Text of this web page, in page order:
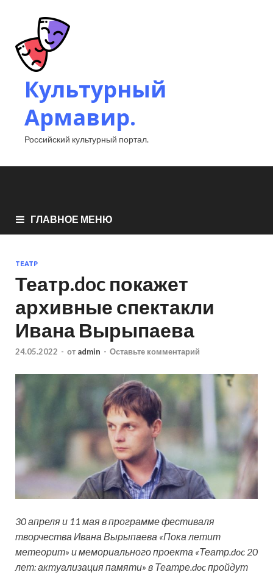
Культурный
Армавир.
Российский культурный портал.
ГЛАВНОЕ МЕНЮ
ТЕАТР
Театр.doc покажет
архивные спектакли
Ивана Вырыпаева
24.05.2022 - от admin - Оставьте комментарий
30 апреля и 11 мая в программе фестиваля
творчества Ивана Вырыпаева «Пока летит
метеорит» и мемориального проекта «Театр.doc 20
лет: актуализация памяти» в Театре.doc пройдут